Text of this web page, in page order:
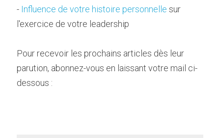
- Influence de votre histoire personnelle sur
l'exercice de votre leadership
Pour recevoir les prochains articles dès leur
parution, abonnez-vous en laissant votre mail ci-
dessous :